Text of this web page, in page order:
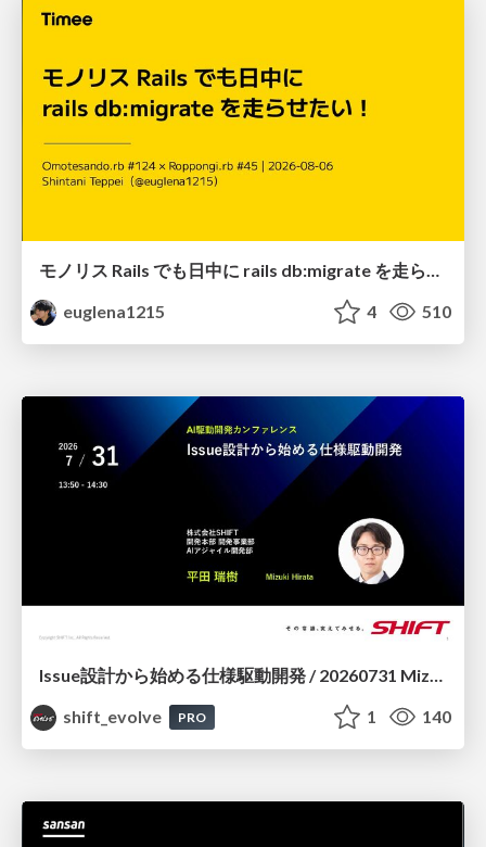
モノリス Rails でも日中に rails db:migrate を走らせたい！ / Daytime rails db:migrate on Monolithic Rails!
euglena1215
4 510
shift_evolve
PRO 1 140